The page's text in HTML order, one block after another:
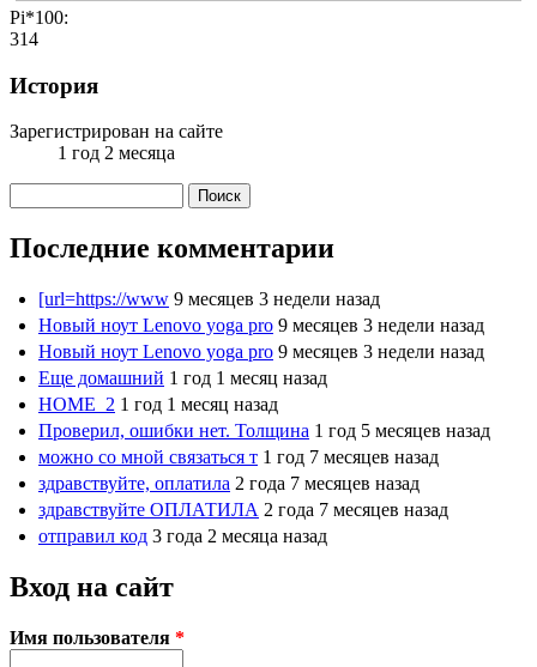
Главные вкладки
Pi*100:
314
История
Зарегистрирован на сайте
1 год 2 месяца
Последние комментарии
[url=https://www 9 месяцев 3 недели назад
Новый ноут Lenovo yoga pro 9 месяцев 3 недели назад
Новый ноут Lenovo yoga pro 9 месяцев 3 недели назад
Еще домашний 1 год 1 месяц назад
HOME_2 1 год 1 месяц назад
Проверил, ошибки нет. Толщина 1 год 5 месяцев назад
можно со мной связаться т 1 год 7 месяцев назад
здравствуйте, оплатила 2 года 7 месяцев назад
здравствуйте ОПЛАТИЛА 2 года 7 месяцев назад
отправил код 3 года 2 месяца назад
Вход на сайт
Имя пользователя *